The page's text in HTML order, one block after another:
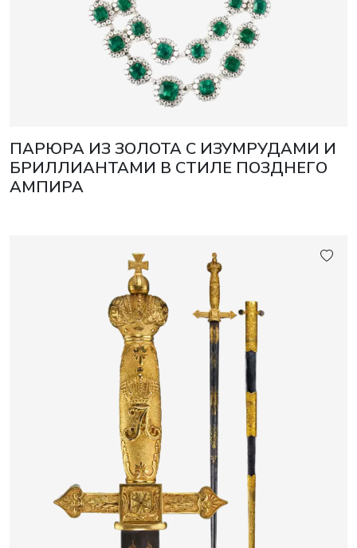
ПАРЮРА ИЗ ЗОЛОТА С ИЗУМРУДАМИ И
БРИЛЛИАНТАМИ В СТИЛЕ ПОЗДНЕГО
АМПИРА